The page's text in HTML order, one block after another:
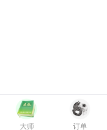
大师 订单